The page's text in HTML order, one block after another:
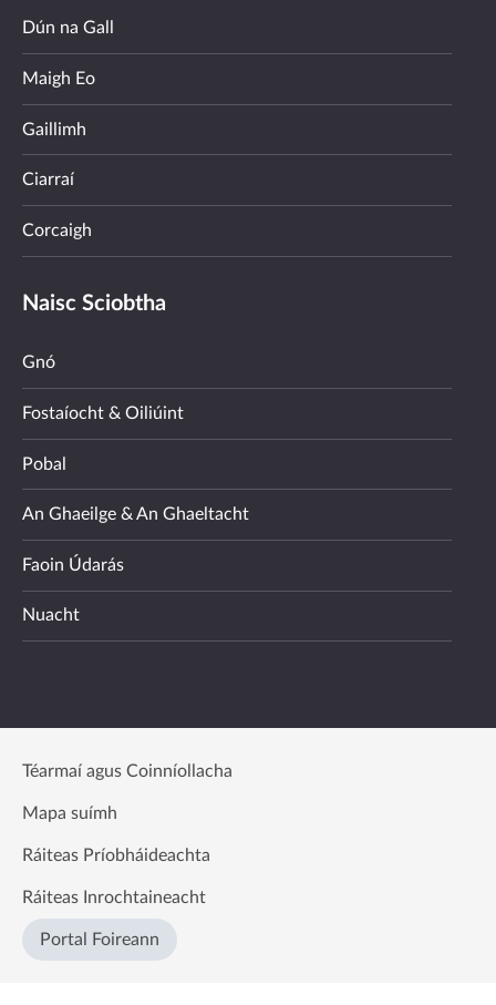
Dún na Gall
Maigh Eo
Gaillimh
Ciarraí
Corcaigh
Naisc Sciobtha
Gnó
Fostaíocht & Oiliúint
Pobal
An Ghaeilge & An Ghaeltacht
Faoin Údarás
Nuacht
Téarmaí agus Coinníollacha
Mapa suímh
Ráiteas Príobháideachta
Ráiteas Inrochtaineacht
Portal Foireann